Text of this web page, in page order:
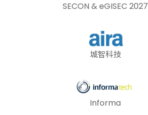
SECON & eGISEC 2027
城智科技
Informa